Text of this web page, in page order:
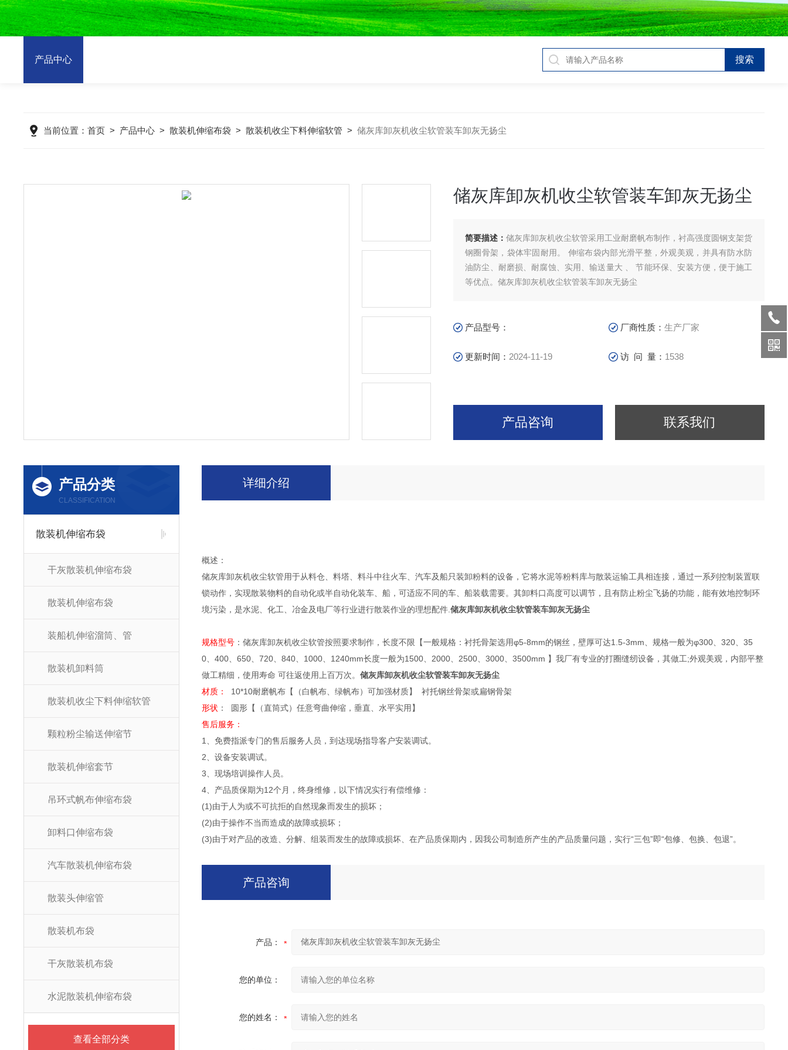
产品中心
当前位置：首页 > 产品中心 >散装机伸缩布袋 >散装机收尘下料伸缩软管 >储灰库卸灰机收尘软管装车卸灰无扬尘
储灰库卸灰机收尘软管装车卸灰无扬尘
简要描述：储灰库卸灰机收尘软管采用工业耐磨帆布制作，衬高强度圆钢支架货
钢圈骨架，袋体牢固耐用。 伸缩布袋内部光滑平整，外观美观，并具有防水防
油防尘、耐磨损、耐腐蚀、实用、输送量大 、 节能环保、安装方便，便于施工
等优点。储灰库卸灰机收尘软管装车卸灰无扬尘
产品型号： 厂商性质：生产厂家
更新时间： 2024-11-19 访 问 量： 1538
产品咨询 联系我们
产品分类
CLASSIFICATION
散装机伸缩布袋
干灰散装机伸缩布袋
散装机伸缩布袋
装船机伸缩溜筒、管
散装机卸料筒
散装机收尘下料伸缩软管
颗粒粉尘输送伸缩节
散装机伸缩套节
吊环式帆布伸缩布袋
卸料口伸缩布袋
汽车散装机伸缩布袋
散装头伸缩管
散装机布袋
干灰散装机布袋
水泥散装机伸缩布袋
查看全部分类
详细介绍
概述：
储灰库卸灰机收尘软管用于从料仓、料塔、料斗中往火车、汽车及船只装卸粉料的设备，它将水泥等粉料库与散装运输工具相连接，通过一系列控制装置联
锁动作，实现散装物料的自动化或半自动化装车、船，可适应不同的车、船装载需要。其卸料口高度可以调节，且有防止粉尘飞扬的功能，能有效地控制环
境污染，是水泥、化工、冶金及电厂等行业进行散装作业的理想配件. 储灰库卸灰机收尘软管装车卸灰无扬尘
规格型号：储灰库卸灰机收尘软管按照要求制作，长度不限【一般规格：衬托骨架选用φ5-8mm的钢丝，壁厚可达1.5-3mm、规格一般为φ300、320、35
0、400、650、720、840、1000、1240mm长度一般为1500、2000、2500、3000、3500mm 】我厂有专业的打圈缝纫设备，其做工;外观美观，内部平整
做工精细，使用寿命 可往返使用上百万次。 储灰库卸灰机收尘软管装车卸灰无扬尘
材质：
10*10耐磨帆布【（白帆布、绿帆布）可加强材质】 衬托钢丝骨架或扁钢骨架
形状 ： 圆形【（直筒式）任意弯曲伸缩，垂直、水平实用】
售后服务：
1、免费指派专门的售后服务人员，到达现场指导客户安装调试。
2、设备安装调试。
3、现场培训操作人员。
4、产品质保期为12个月，终身维修，以下情况实行有偿维修：
(1)由于人为或不可抗拒的自然现象而发生的损坏；
(2)由于操作不当而造成的故障或损坏；
(3)由于对产品的改造、分解、组装而发生的故障或损坏、在产品质保期内，因我公司制造所产生的产品质量问题，实行“三包”即“包修、包换、包退”。
产品咨询
产品：
您的单位：
您的姓名：